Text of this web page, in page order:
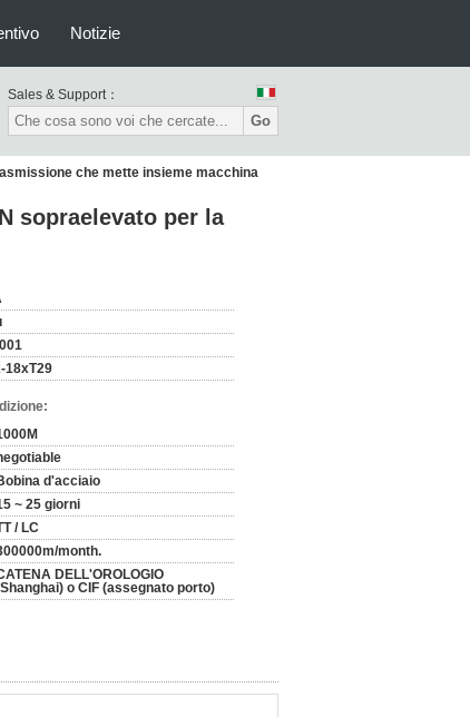
Notizie
Sales & Support：
Go
che mette insieme macchina
sopraelevato per la
18xT29
d'acciaio
~ 25 giorni
/ LC
month.
DELL'OROLOGIO
o CIF (assegnato porto)